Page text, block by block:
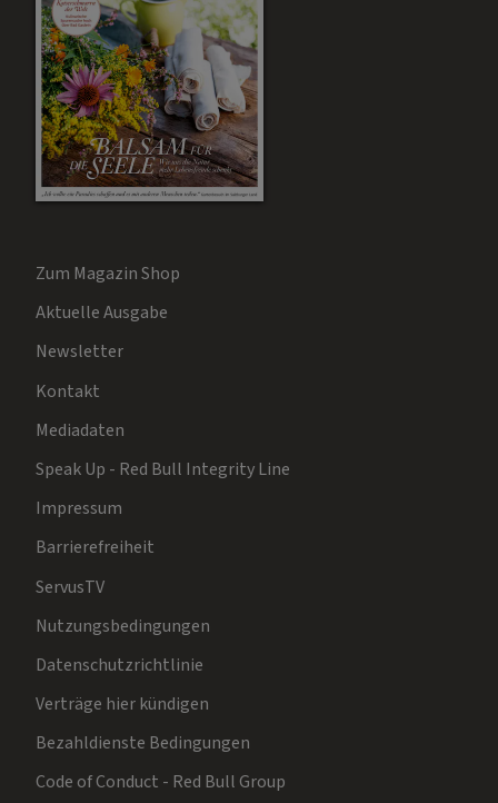
Zum Magazin Shop
Aktuelle Ausgabe
Newsletter
Kontakt
Mediadaten
Speak Up - Red Bull Integrity Line
Impressum
Barrierefreiheit
ServusTV
Nutzungsbedingungen
Datenschutzrichtlinie
Verträge hier kündigen
Bezahldienste Bedingungen
Code of Conduct - Red Bull Group